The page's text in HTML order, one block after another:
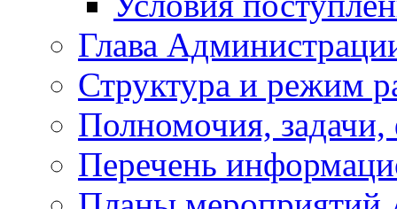
Глава
Структура и режим
Полномочия,
Перечень